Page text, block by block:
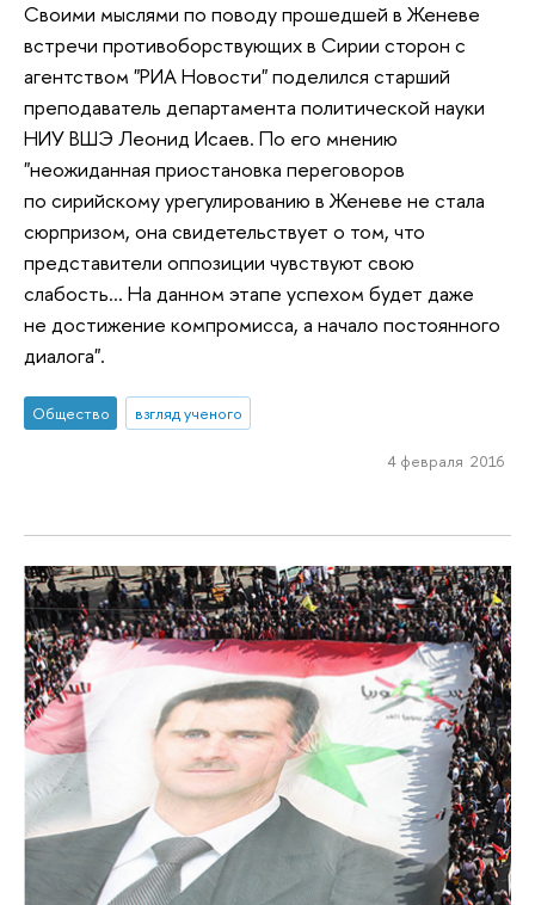
Своими мыслями по поводу прошедшей в Женеве
встречи противоборствующих в Сирии сторон с
агентством "РИА Новости" поделился старший
преподаватель департамента политической науки
НИУ ВШЭ Леонид Исаев. По его мнению
"неожиданная приостановка переговоров
по сирийскому урегулированию в Женеве не стала
сюрпризом, она свидетельствует о том, что
представители оппозиции чувствуют свою
слабость... На данном этапе успехом будет даже
не достижение компромисса, а начало постоянного
диалога".
Общество взгляд ученого
4 февраля 2016